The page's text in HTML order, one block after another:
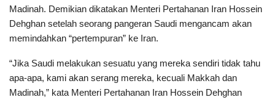
Madinah. Demikian dikatakan Menteri Pertahanan Iran Hossein
Dehghan setelah seorang pangeran Saudi mengancam akan
memindahkan “pertempuran” ke Iran.
“Jika Saudi melakukan sesuatu yang mereka sendiri tidak tahu
apa-apa, kami akan serang mereka, kecuali Makkah dan
Madinah,” kata Menteri Pertahanan Iran Hossein Dehghan